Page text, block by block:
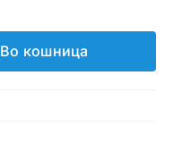
Во кошница